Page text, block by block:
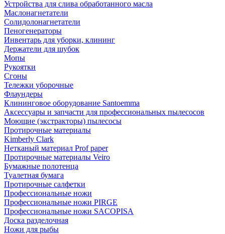
Устройства для слива обработанного масла
Маслонагнетатели
Солидолонагнетатели
Пеногенераторы
Инвентарь для уборки, клининг
Держатели для шубок
Мопы
Рукоятки
Сгоны
Тележки уборочные
Флаундеры
Клининговое оборудование Santoemma
Аксессуары и запчасти для профессиональных пылесосов
Моющие (экстракторы) пылесосы
Протирочные материалы
Kimberly Clark
Нетканый материал Prof paper
Протирочные материалы Veiro
Бумажные полотенца
Туалетная бумага
Протирочные салфетки
Профессиональные ножи
Профессиональные ножи PIRGE
Профессиональные ножи SACOPISA
Доска разделочная
Ножи для рыбы